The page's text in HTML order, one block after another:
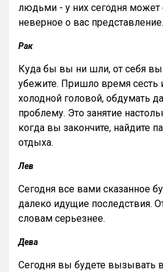
людьми - у них сегодня может
неверное о вас представление.
Рак
Куда бы вы ни шли, от себя
убежите. Пришло время сесть
холодной головой, обдумать
проблему. Это занятие
когда вы закончите, найдите
отдыха.
Лев
Сегодня все вами сказанное
далеко идущие последствия.
словам серьезнее.
Дева
Сегодня вы будете вызывать